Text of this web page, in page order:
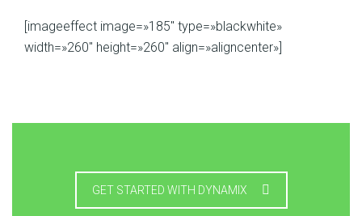
[imageeffect image=»185″ type=»blackwhite»
width=»260″ height=»260″ align=»aligncenter»]
GET STARTED WITH DYNAMIX